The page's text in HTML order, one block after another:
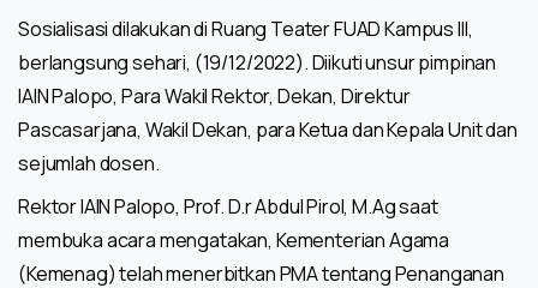
Sosialisasi dilakukan di Ruang Teater FUAD Kampus III,
berlangsung sehari, (19/12/2022). Diikuti unsur pimpinan
IAIN Palopo, Para Wakil Rektor, Dekan, Direktur
Pascasarjana, Wakil Dekan, para Ketua dan Kepala Unit dan
sejumlah dosen.
Rektor IAIN Palopo, Prof. D.r Abdul Pirol, M.Ag saat
membuka acara mengatakan, Kementerian Agama
(Kemenag) telah menerbitkan PMA tentang Penanganan